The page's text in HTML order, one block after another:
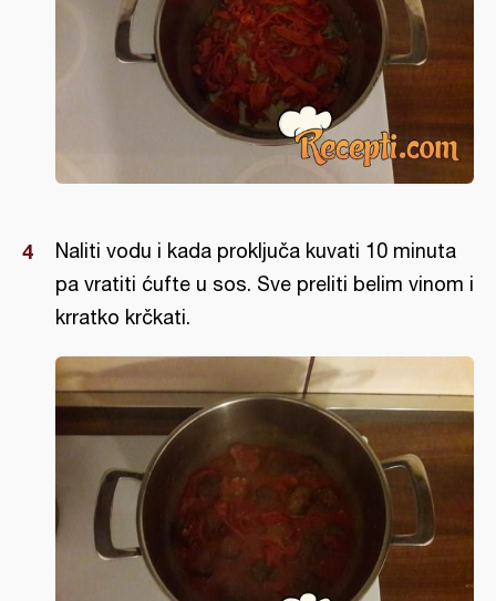
Naliti vodu i kada proključa kuvati 10 minuta
pa vratiti ćufte u sos. Sve preliti belim vinom i
krratko krčkati.